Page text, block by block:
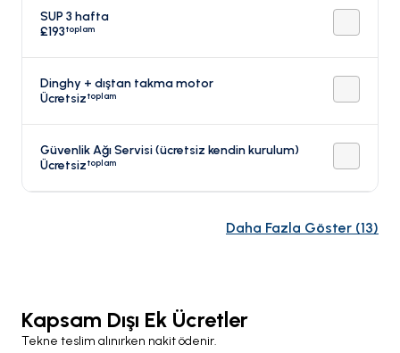
SUP 3 hafta
£193toplam
Dinghy + dıştan takma motor
Ücretsiztoplam
Güvenlik Ağı Servisi (ücretsiz kendin kurulum)
Ücretsiztoplam
Daha Fazla Göster (13)
Kapsam Dışı Ek Ücretler
Tekne teslim alınırken nakit ödenir.